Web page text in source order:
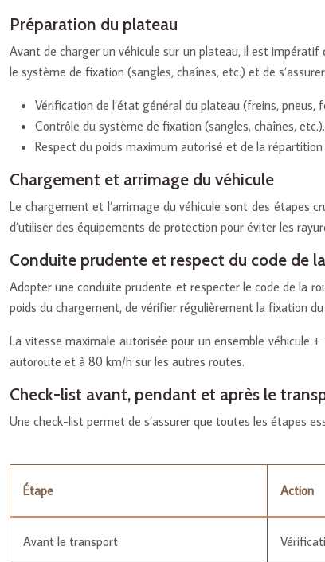
Préparation du plateau
Avant de charger un véhicule sur un plateau, il est
le système de fixation (sangles, chaînes, etc.) et de
Vérification de l’état général du plateau (freins, pneus,
Contrôle du système de fixation (sangles, chaînes, etc.).
Respect du poids maximum autorisé et de la répartition
Chargement et arrimage du véhicule
Le chargement et l’arrimage du véhicule sont des étapes
d’utiliser des équipements de protection pour éviter les
Conduite prudente et respect du code de
Adopter une conduite prudente et respecter le code de la
poids du chargement, de vérifier régulièrement la fixation
La vitesse maximale autorisée pour un ensemble véhicule
autoroute et à 80 km/h sur les autres routes.
Check-list avant, pendant et après le
Une check-list permet de s’assurer que toutes les étapes
Étape Action
Avant le transport